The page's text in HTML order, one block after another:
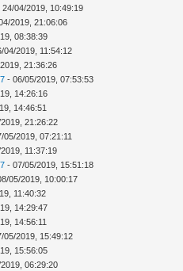
24/04/2019, 10:49:19
2019, 21:06:06
08:38:39
04/2019, 11:54:12
21:36:26
- 06/05/2019, 07:53:53
14:26:16
14:46:51
21:26:22
05/2019, 07:21:11
11:37:19
- 07/05/2019, 15:51:18
05/2019, 10:00:17
11:40:32
14:29:47
14:56:11
05/2019, 15:49:12
15:56:05
06:29:20